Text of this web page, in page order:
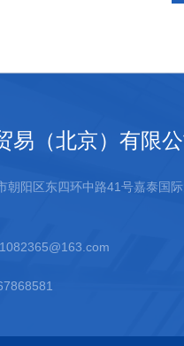
易（北京）有限公
朝阳区东四环中路41号嘉泰国